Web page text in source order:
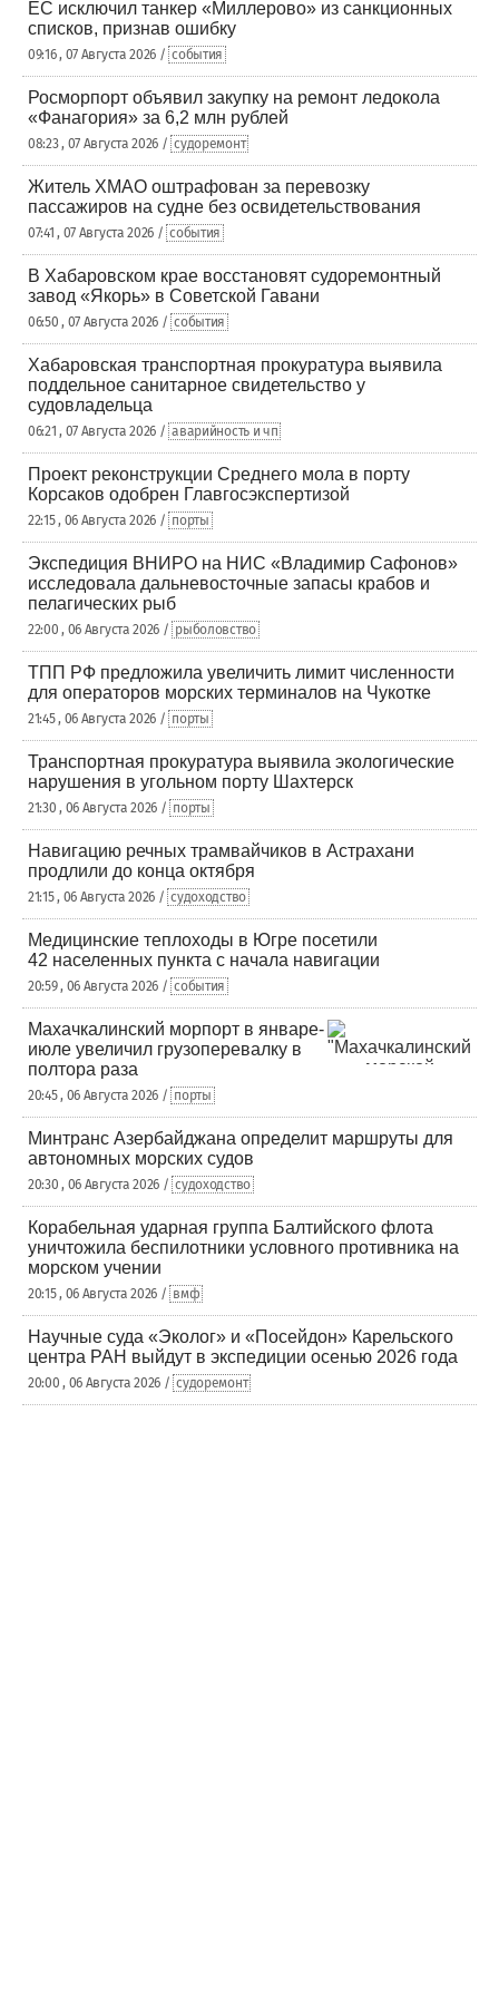
ЕС исключил танкер «Миллерово» из санкционных
списков, признав ошибку
09:16 , 07 Августа 2026 / события
Росморпорт объявил закупку на ремонт ледокола
«Фанагория» за 6,2 млн рублей
08:23 , 07 Августа 2026 / судоремонт
Житель ХМАО оштрафован за перевозку
пассажиров на судне без освидетельствования
07:41 , 07 Августа 2026 / события
В Хабаровском крае восстановят судоремонтный
завод «Якорь» в Советской Гавани
06:50 , 07 Августа 2026 / события
Хабаровская транспортная прокуратура выявила
поддельное санитарное свидетельство у
судовладельца
06:21 , 07 Августа 2026 / аварийность и чп
Проект реконструкции Среднего мола в порту
Корсаков одобрен Главгосэкспертизой
22:15 , 06 Августа 2026 / порты
Экспедиция ВНИРО на НИС «Владимир Сафонов»
исследовала дальневосточные запасы крабов и
пелагических рыб
22:00 , 06 Августа 2026 / рыболовство
ТПП РФ предложила увеличить лимит численности
для операторов морских терминалов на Чукотке
21:45 , 06 Августа 2026 / порты
Транспортная прокуратура выявила экологические
нарушения в угольном порту Шахтерск
21:30 , 06 Августа 2026 / порты
Навигацию речных трамвайчиков в Астрахани
продлили до конца октября
21:15 , 06 Августа 2026 / судоходство
Медицинские теплоходы в Югре посетили
42 населенных пункта с начала навигации
20:59 , 06 Августа 2026 / события
Махачкалинский морпорт в январе-
июле увеличил грузоперевалку в
полтора раза
20:45 , 06 Августа 2026 / порты
Минтранс Азербайджана определит маршруты для
автономных морских судов
20:30 , 06 Августа 2026 / судоходство
Корабельная ударная группа Балтийского флота
уничтожила беспилотники условного противника на
морском учении
20:15 , 06 Августа 2026 / вмф
Научные суда «Эколог» и «Посейдон» Карельского
центра РАН выйдут в экспедиции осенью 2026 года
20:00 , 06 Августа 2026 / судоремонт